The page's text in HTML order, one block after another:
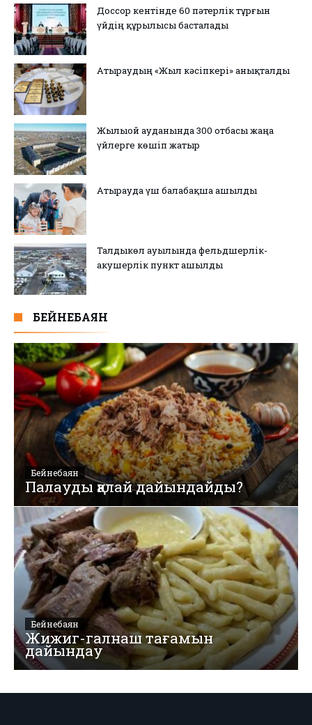
Доссор кентінде 60 пәтерлік тұрғын
үйдің құрылысы басталады
Атыраудың «Жыл кәсіпкері» анықталды
Жылыой ауданында 300 отбасы жаңа
үйлерге көшіп жатыр
Атырауда үш балабақша ашылды
Талдыкөл ауылында фельдшерлік-
акушерлік пункт ашылды
БЕЙНЕБАЯН
Бейнебаян
Палауды қалай дайындайды?
Бейнебаян
Жижиг-галнаш тағамын
дайындау